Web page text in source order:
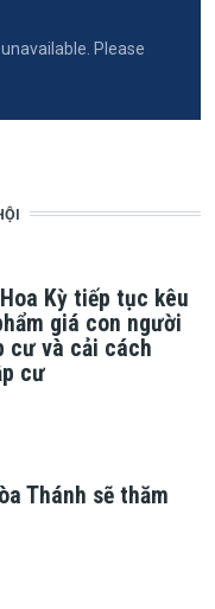
Please
Kỳ tiếp tục kêu
giá con người
cư và cải cách
cư
Thánh sẽ thăm